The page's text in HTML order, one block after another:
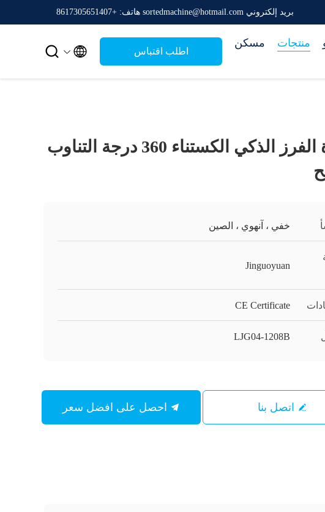
بريد إلكتروني sortedmachine@hotmail.com هاتف: +8617305651407
مسكن منتجات
اطلب اقتباس 

6-12 قناة الفرز الذكي الكستناء 360 درجة التناوب
خفي ، آنهوي ، الصين
Jinguoyuan
CE Certificate
LJG04-1208B
اتصل بنا